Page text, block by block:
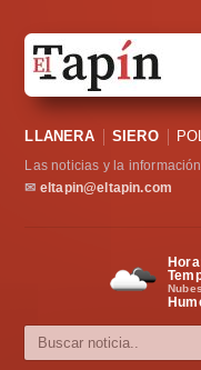
Sociedad
Política
Cultura
LLANERA SIERO
Las noticias y la
✉ eltapin@eltapin.com